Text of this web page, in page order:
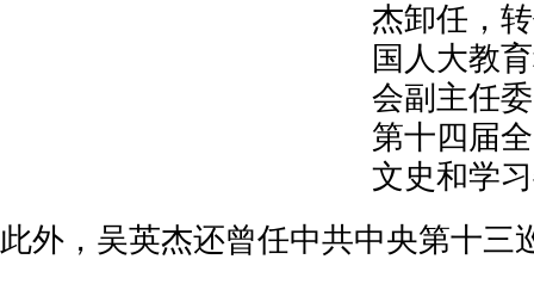
杰卸任，
国人大教
会副主任
第十四届
文史和学
此外，吴英杰还曾任中共中央第十三